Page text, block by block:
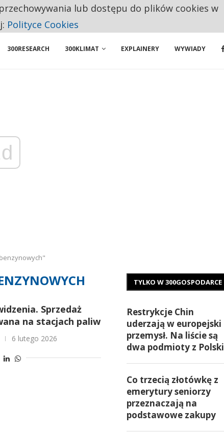
ZAKUPY
300RESEARCH 300KLIMAT EXPLAINERY WYWIADY
Sprzedaż
na stacjach paliw
6 lutego 2026
TYLKO W 300GOSPODARCE
Restrykcje Chin
uderzają w europejski
przemysł. Na liście są
dwa podmioty z Polski
Co trzecią złotówkę z
emerytury seniorzy
przeznaczają na
podstawowe zakupy
lub dostępu do plików cookies w
Polityce Cookies